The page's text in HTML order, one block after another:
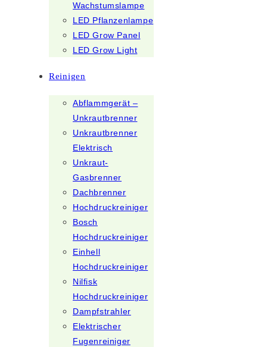
Wachstumslampe
LED Pflanzenlampe
LED Grow Panel
LED Grow Light
Reinigen
Abflammgerät –
Unkrautbrenner
Unkrautbrenner
Elektrisch
Unkraut-
Gasbrenner
Dachbrenner
Hochdruckreiniger
Bosch
Hochdruckreiniger
Einhell
Hochdruckreiniger
Nilfisk
Hochdruckreiniger
Dampfstrahler
Elektrischer
Fugenreiniger